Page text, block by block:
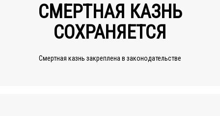
СМЕРТНАЯ КАЗНЬ
СОХРАНЯЕТСЯ
Смертная казнь закреплена в законодательстве